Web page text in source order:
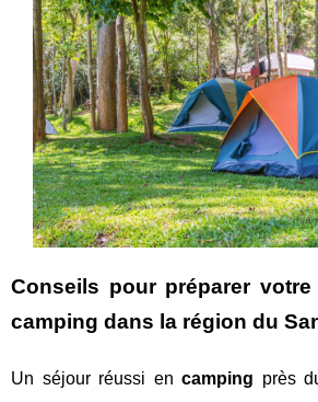
Conseils pour préparer
camping dans la région du
Un séjour réussi encamping près